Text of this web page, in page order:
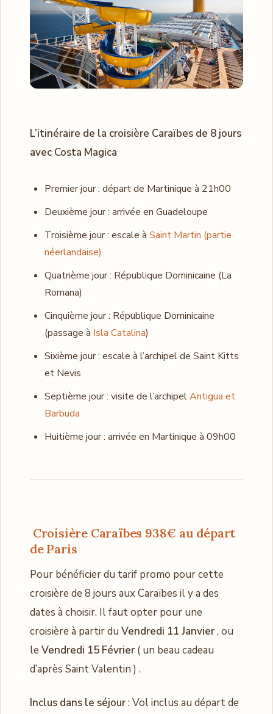
L’itinéraire de la croisière Caraïbes de 8 jours
avec Costa Magica
Premier jour : départ de Martinique à 21h00
Deuxième jour : arrivée en Guadeloupe
Troisième jour : escale à Saint Martin (partie
néerlandaise)
Quatrième jour : République Dominicaine (La
Romana)
Cinquième jour : République Dominicaine
(passage à Isla Catalina)
Sixième jour : escale à l’archipel de Saint Kitts
et Nevis
Septième jour : visite de l’archipelAntigua et
Barbuda
Huitième jour : arrivée en Martinique à 09h00
Croisière Caraïbes 938€ au départ
de Paris
Pour bénéficier du tarif promo pour cette
croisière de 8 jours aux Caraïbes il y a des
dates à choisir. Il faut opter pour une
croisière à partir du Vendredi 11 Janvier, ou
le Vendredi 15 Février ( un beau cadeau
d’après Saint Valentin ) .
Inclus dans le séjour: Vol inclus au départ de